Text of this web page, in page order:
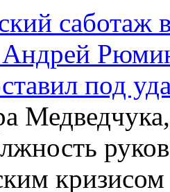
саботаж
под